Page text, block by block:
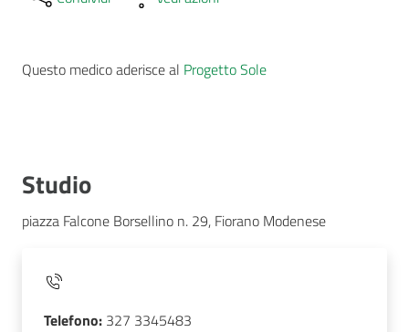
Questo medico aderisce al Progetto Sole
Studio
piazza Falcone Borsellino n. 29, Fiorano Modenese
Telefono: 327 3345483